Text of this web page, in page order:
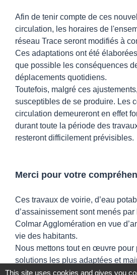
Afin de tenir compte de ces
circulation, les horaires de
réseau Trace seront modifiés à
Ces adaptations ont été
que possible les conséquences
déplacements quotidiens.
Toutefois, malgré ces
susceptibles de se produire. Les
circulation demeureront en effet
durant toute la période des
resteront difficilement prévisibles.
Merci pour votre
Ces travaux de voirie, d’eau
d’assainissement sont menés
Colmar Agglomération en vue
vie des habitants.
Nous mettons tout en œuvre pour
solutions les plus adaptées et
qualité de service possible
This site uses cookies and gives you